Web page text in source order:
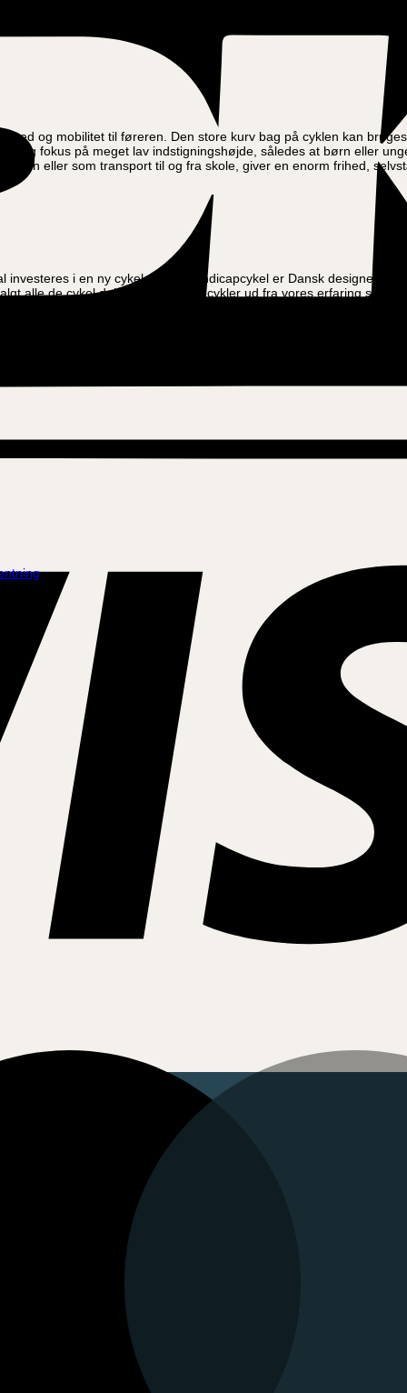
på ca. 21 kg. og at sadlen og styr kan sættes så langt ned, at
og mobilitet til føreren. Den store kurv bag på cyklen kan
fokus på meget lav indstigningshøjde, således at børn eller
eller som transport til og fra skole, giver en enorm frihed,
i en ny cykel. Vores handicapcykel er Dansk designet
alle de cykel dele der sidder på cykler ud fra vores erfaring samt
forbi en af vores afdelinger til en prøvetur, for at se hvilken
100% køreklar og parat til at tage i brug. Vores